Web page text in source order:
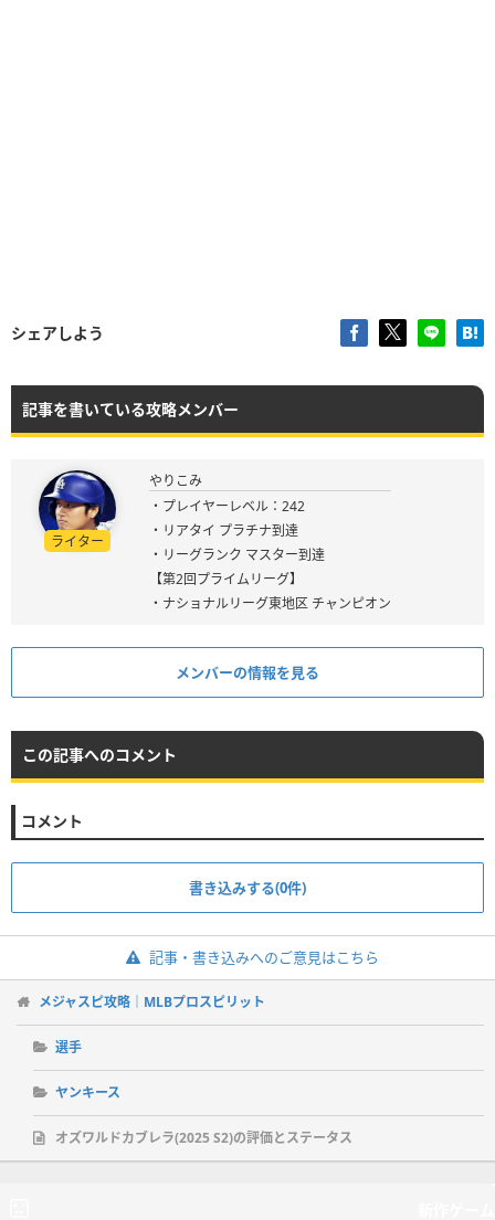
シェアしよう
記事を書いている攻略メンバー
ライター
やりこみ
・プレイヤーレベル：242
・リアタイ プラチナ到達
・リーグランク マスター到達
【第2回プライムリーグ】
・ナショナルリーグ東地区 チャンピオン
メンバーの情報を見る
この記事へのコメント
コメント
書き込みする(0件)
記事・書き込みへのご意見はこちら
メジャスピ攻略｜MLBプロスピリット
選手
ヤンキース
オズワルドカブレラ(2025 S2)の評価とステータス